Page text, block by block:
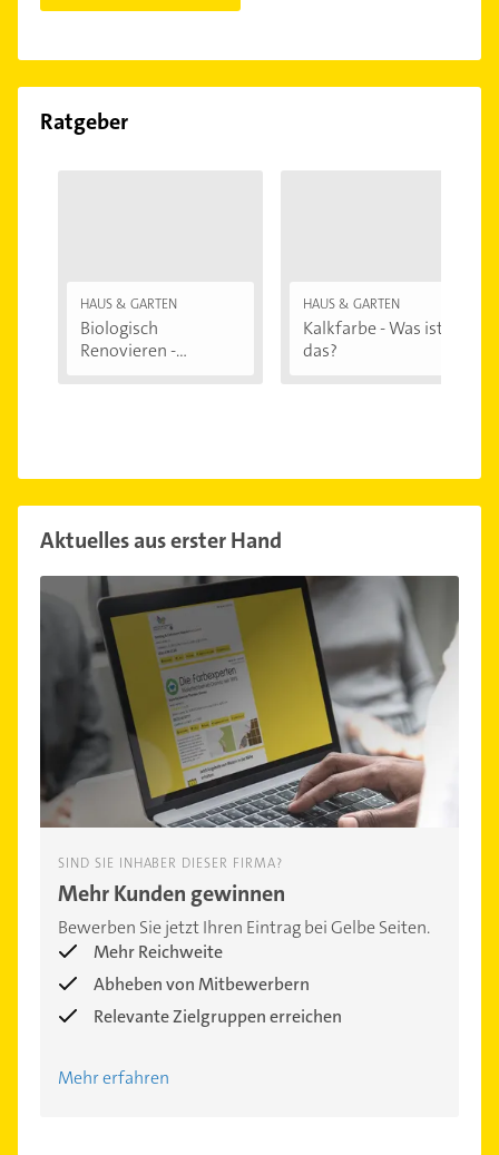
Ratgeber
HAUS & GARTEN
Biologisch
Renovieren -
HAUS & GARTEN
Kalkfarbe - Was ist
das?
Aktuelles aus erster Hand
SIND SIE INHABER DIESER FIRMA?
Mehr Kunden gewinnen
Bewerben Sie jetzt Ihren Eintrag bei Gelbe Seiten.
Mehr Reichweite
Abheben von Mitbewerbern
Relevante Zielgruppen erreichen
Mehr erfahren